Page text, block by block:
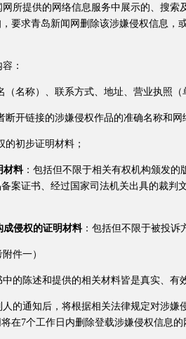
所提供的网络信息服务中展示的、搜索
要求青岛新闻网删除该涉嫌侵权信息
：
名称）、联系方式、地址、营业执照
开链接的涉嫌侵权作品的准确名称和网
初步证明材料；
材料：包括但不限于相关有权机构颁发
案证书、经过国家司法机关出具的裁
成侵权的证明材料：包括但不限于被投诉
件一）
的陈述和提供的相关材料皆是真实、有
的通知后，将根据相关法律规定对涉嫌
在7个工作日内删除登载涉嫌侵权信息